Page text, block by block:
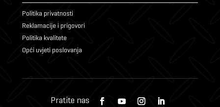
Politika privatnosti
Reklamacije i prigovori
Politika kvalitete
Opći uvjeti poslovanja